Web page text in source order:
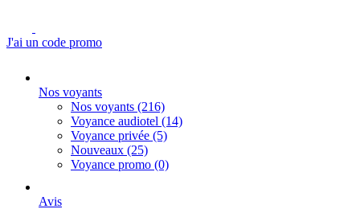
J'ai un code promo
Nos voyants
Nos voyants (216)
Voyance audiotel (14)
Voyance privée (5)
Nouveaux (25)
Voyance promo (0)
Avis